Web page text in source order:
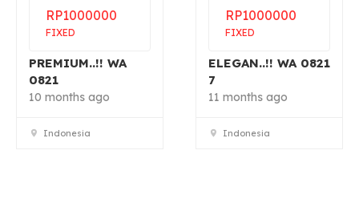
RP1000000
FIXED
PREMIUM..!! WA
0821
10 months ago
Indonesia
RP1000000
FIXED
ELEGAN..!! WA 0821
7
11 months ago
Indonesia